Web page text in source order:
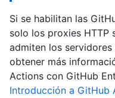
Si se habilitan las
solo los proxies HTTP
admiten los servidores
obtener más
Actions con GitHub
Introducción a GitHub